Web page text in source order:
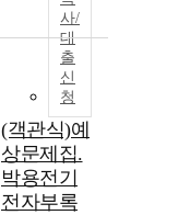
사/
대
출
신
청
(객관식)예
상문제집.
박용전기
전자부록